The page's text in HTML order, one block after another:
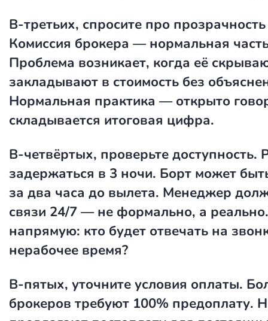
В-третьих, спросите про
Комиссия брокера — нормальная
Проблема возникает, когда её
закладывают в стоимость без
Нормальная практика — открыто
складывается итоговая цифра.
В-четвёртых, проверьте доступность.
задержаться в 3 ночи. Борт может
за два часа до вылета. Менеджер
связи 24/7 — не формально, а
напрямую: кто будет отвечать на
нерабочее время?
В-пятых, уточните условия оплаты.
брокеров требуют 100% предоплату.